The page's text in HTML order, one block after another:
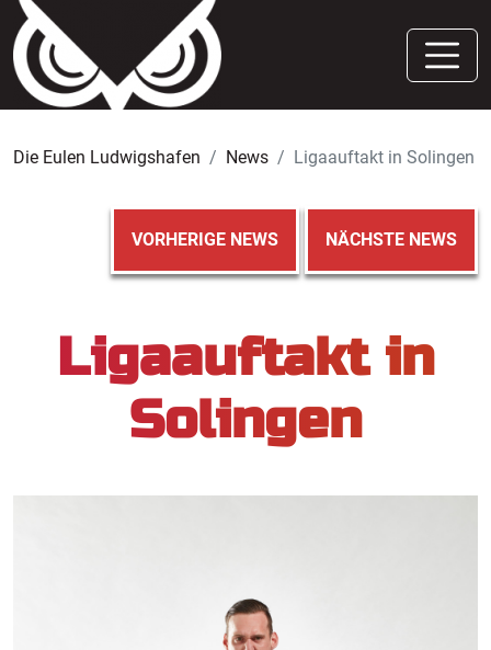
Die Eulen Ludwigshafen News Ligaauftakt in Solingen
VORHERIGE NEWS NÄCHSTE NEWS
Ligaauftakt in
Solingen